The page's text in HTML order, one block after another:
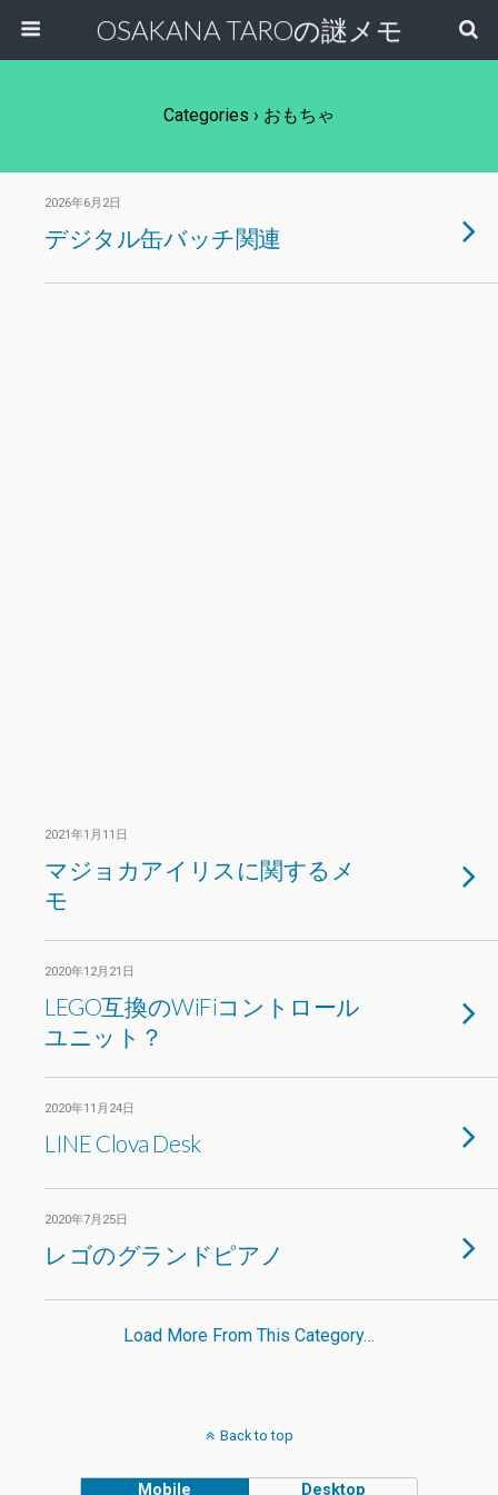
OSAKANA TAROの謎メモ
Categories › おもちゃ
2026年6月2日
デジタル缶バッチ関連
2021年1月11日
マジョカアイリスに関するメ
モ
2020年12月21日
LEGO互換のWiFiコントロール
ユニット？
2020年11月24日
LINE Clova Desk
2020年7月25日
レゴのグランドピアノ
Load More From This Category…
Back to top
Mobile Desktop